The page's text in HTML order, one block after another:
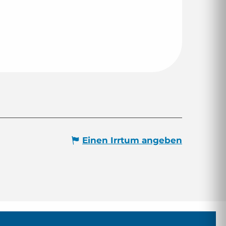
Einen Irrtum angeben